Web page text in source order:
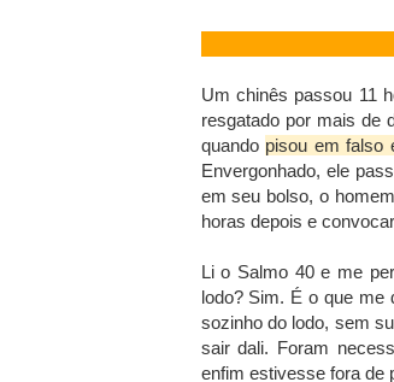
Um chinês passou 11
resgatado por mais de
quando pisou em falso
Envergonhado, ele
em seu bolso, o
horas depois e
Li o Salmo 40 e me
lodo? Sim. É o que me
sozinho do lodo, sem
sair dali. Foram
enfim estivesse fora de